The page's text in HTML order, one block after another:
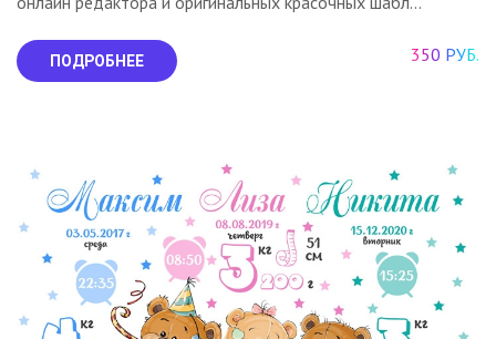
ПОДРОБНЕЕ 350 РУБ.